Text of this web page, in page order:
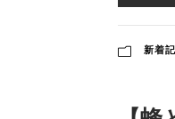
新着